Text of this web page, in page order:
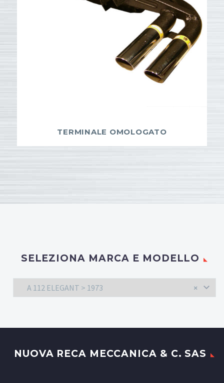
TERMINALE OMOLOGATO
SELEZIONA MARCA E MODELLO
×
A 112 ELEGANT > 1973
NUOVA RECA MECCANICA & C. SAS